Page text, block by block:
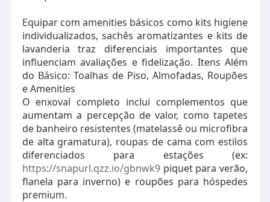
Equipar com amenities básicos como kits higiene
individualizados, sachês aromatizantes e kits de
lavanderia traz diferenciais importantes que
influenciam avaliações e fidelização. Itens Além
do Básico: Toalhas de Piso, Almofadas, Roupões
e Amenities
O enxoval completo inclui complementos que
aumentam a percepção de valor, como tapetes
de banheiro resistentes (matelassê ou microfibra
de alta gramatura), roupas de cama com estilos
diferenciados para estações (ex:
https://snapurl.qzz.io/gbnwk9piquet para verão,
flanela para inverno) e roupões para hóspedes
premium.